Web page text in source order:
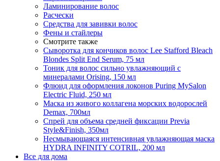
Ламинирование волос
Расчески
Средства для завивки волос
Фены и стайлеры
Смотрите также
Сыворотка для кончиков волос Lee Stafford Bleach
Blondes Split End Serum, 75 мл
Тоник для волос сильно увлажняющий с
минералами Orising, 150 мл
Флюид для оформления локонов Puring MySalon
Electric Fluid, 250 мл
Маска из живого коллагена морских водорослей
Demax, 700мл
Спрей для объема средней фиксации Previa
Style&Finish, 350мл
Несмывающаяся интенсивная увлажняющая маска
HYDRA INFINITY COTRIL, 200 мл
Все для дома